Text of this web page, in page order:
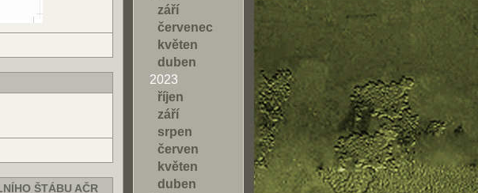
ŠTÁBU AČR
září
červenec
květen
duben
2023
říjen
září
srpen
červen
květen
duben